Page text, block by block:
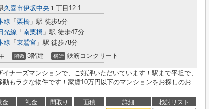
久喜市伊坂中央 １丁目12₋1
線 「 栗橋 」駅 徒歩5分
光線 「 南栗橋 」駅 徒歩47分
線 「 東鷲宮 」駅 徒歩78分
階数 3階建 構造 鉄筋コンクリート
イナーズマンションで、ご好評いただいています！駅まで平坦で、
動もラクな物件です！家賃10万円以下のマンションをお探しのお
金 礼金 間取り 面積 詳細
検討リスト